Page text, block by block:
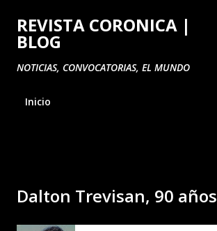
Ir al contenido principal
REVISTA CORONICA |
BLOG
NOTICIAS, CONVOCATORIAS, EL MUNDO
Inicio
Dalton Trevisan, 90 años